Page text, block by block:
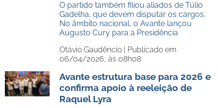
O partido também filiou aliados de Túlio
Gadelha, que devem disputar os cargos.
No âmbito nacional, o Avante lançou
Augusto Cury para a Presidência
Otávio Gaudêncio | Publicado em
06/04/2026, às 08h08
Avante estrutura base para 2026 e
confirma apoio à reeleição de
Raquel Lyra